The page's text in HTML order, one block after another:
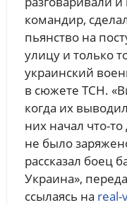
командир,
пьянство на
улицу и только
украинский
в сюжете ТСН.
когда их
них начал что-
не было
рассказал боец
Украина»,
ссылаясь на real-